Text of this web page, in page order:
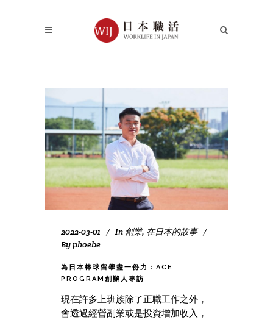
2022-03-01 In 創業, 在日本的故事
Byphoebe
為日本棒球留學盡一份力：ACE
PROGRAM創辦人專訪
現在許多上班族除了正職工作之外，
會透過經營副業或是投資增加收入，